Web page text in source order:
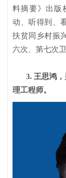
料摘要》出版
动、听得到、
扶贫同乡村振
六次、第七次
3. 王思鸿
理工程师。